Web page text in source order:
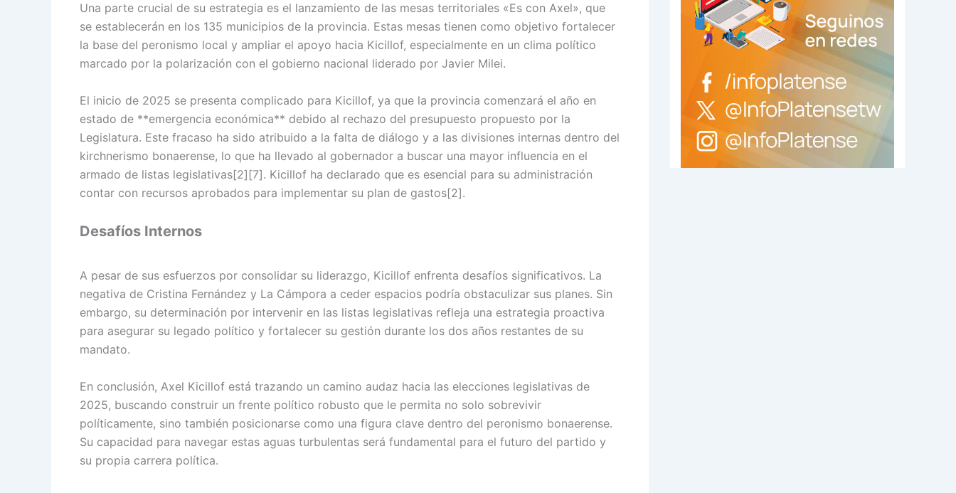
Una parte crucial de su estrategia es el lanzamiento de las mesas territoriales «Es con Axel», que
se establecerán en los 135 municipios de la provincia. Estas mesas tienen como objetivo fortalecer
la base del peronismo local y ampliar el apoyo hacia Kicillof, especialmente en un clima político
marcado por la polarización con el gobierno nacional liderado por Javier Milei.
El inicio de 2025 se presenta complicado para Kicillof, ya que la provincia comenzará el año en
estado de **emergencia económica** debido al rechazo del presupuesto propuesto por la
Legislatura. Este fracaso ha sido atribuido a la falta de diálogo y a las divisiones internas dentro del
kirchnerismo bonaerense, lo que ha llevado al gobernador a buscar una mayor influencia en el
armado de listas legislativas[2][7]. Kicillof ha declarado que es esencial para su administración
contar con recursos aprobados para implementar su plan de gastos[2].
Desafíos Internos
A pesar de sus esfuerzos por consolidar su liderazgo, Kicillof enfrenta desafíos significativos. La
negativa de Cristina Fernández y La Cámpora a ceder espacios podría obstaculizar sus planes. Sin
embargo, su determinación por intervenir en las listas legislativas refleja una estrategia proactiva
para asegurar su legado político y fortalecer su gestión durante los dos años restantes de su
mandato.
En conclusión, Axel Kicillof está trazando un camino audaz hacia las elecciones legislativas de
2025, buscando construir un frente político robusto que le permita no solo sobrevivir
políticamente, sino también posicionarse como una figura clave dentro del peronismo bonaerense.
Su capacidad para navegar estas aguas turbulentas será fundamental para el futuro del partido y
su propia carrera política.